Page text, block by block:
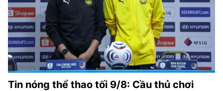
Tin nóng thể thao tối 9/8: Cầu thủ chơi